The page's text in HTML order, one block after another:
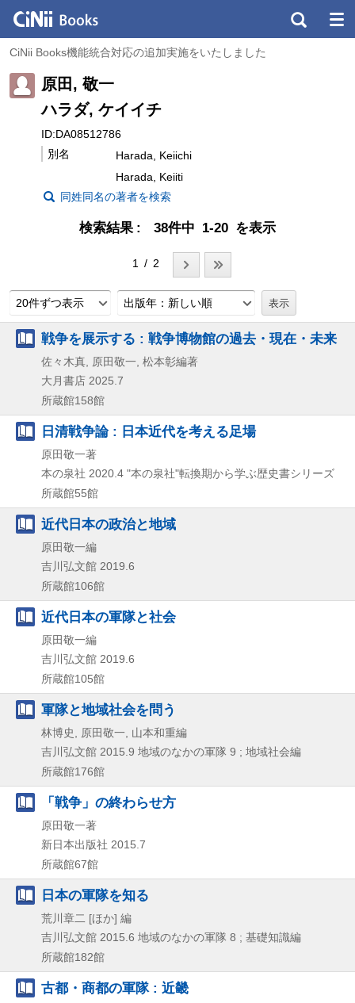
CiNii Books機能統合対応の追加実施をいたしました
原田, 敬一
ハラダ, ケイイチ
ID:DA08512786
別名
Harada, Keiichi
Harada, Keiiti
同姓同名の著者を検索
検索結果 38件中 1-20 を表示
1 / 2
20件ずつ表示 出版年：新しい順
戦争を展示する : 戦争博物館の過去・現在・未来
佐々木真, 原田敬一, 松本彰編著
大月書店 2025.7
所蔵館158館
日清戦争論 : 日本近代を考える足場
原田敬一著
本の泉社 2020.4 "本の泉社"転換期から学ぶ歴史書シリーズ
所蔵館55館
近代日本の政治と地域
原田敬一編
吉川弘文館 2019.6
所蔵館106館
近代日本の軍隊と社会
原田敬一編
吉川弘文館 2019.6
所蔵館105館
軍隊と地域社会を問う
林博史, 原田敬一, 山本和重編
吉川弘文館 2015.9 地域のなかの軍隊 9 ; 地域社会編
所蔵館176館
「戦争」の終わらせ方
原田敬一著
新日本出版社 2015.7
所蔵館67館
日本の軍隊を知る
荒川章二 [ほか] 編
吉川弘文館 2015.6 地域のなかの軍隊 8 ; 基礎知識編
所蔵館182館
古都・商都の軍隊 : 近畿